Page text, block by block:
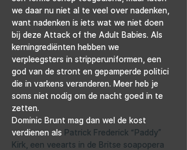
we daar nu niet al te veel over nadenken,
want nadenken is iets wat we niet doen
bij deze Attack of the Adult Babies. Als
kerningrediënten hebben we
verpleegsters in stripperuniformen, een
god van de stront en gepamperde politici
die in varkens veranderen. Meer heb je
soms niet nodig om de nacht goed in te
zetten.
Dominic Brunt mag dan wel de kost
verdienen als Patrick Frederick “Paddy”
Kirk, een veearts in de Britse soapopera